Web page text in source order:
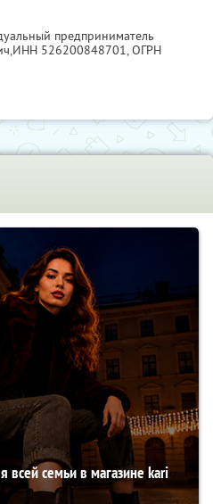
предприниматель
ИНН 526200848701, ОГРН
семьи в магазине kari